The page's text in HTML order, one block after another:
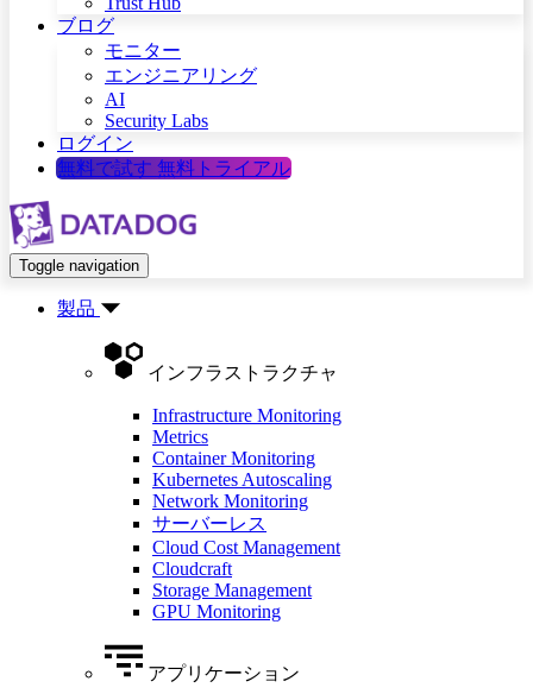
ブログ
モニター
エンジニアリング
AI
Security Labs
ログイン
無料で試す 無料トライアル
Toggle navigation
製品
インフラストラクチャ
Infrastructure Monitoring
Metrics
Container Monitoring
Kubernetes Autoscaling
Network Monitoring
サーバーレス
Cloud Cost Management
Cloudcraft
Storage Management
GPU Monitoring
アプリケーション